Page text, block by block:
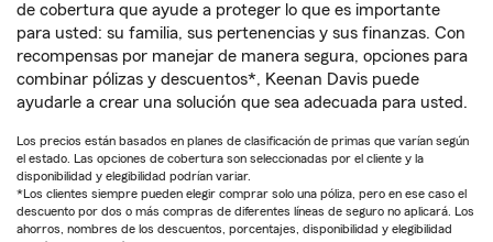
de cobertura que ayude a proteger lo que es importante
para usted: su familia, sus pertenencias y sus finanzas. Con
recompensas por manejar de manera segura, opciones para
combinar pólizas y descuentos*, Keenan Davis puede
ayudarle a crear una solución que sea adecuada para usted.
Los precios están basados en planes de clasificación de primas que varían según
el estado. Las opciones de cobertura son seleccionadas por el cliente y la
disponibilidad y elegibilidad podrían variar.
*Los clientes siempre pueden elegir comprar solo una póliza, pero en ese caso el
descuento por dos o más compras de diferentes líneas de seguro no aplicará. Los
ahorros, nombres de los descuentos, porcentajes, disponibilidad y elegibilidad